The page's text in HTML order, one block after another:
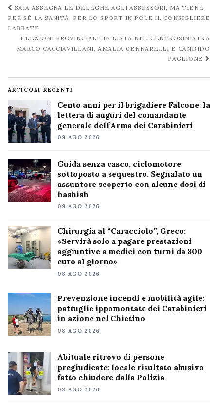
Navigazione
post
SAIA ASSEGNA LE DELEGHE AGLI ASSESSORI, MA TIENE
PER SÉ LA SANITÀ. PER LO SPORT IN POLE IL CONSIGLIERE
LABBATE
ELEZIONI PROVINCIALI: IN LISTA NEL CENTROSINISTRA
MARCO CACCIAVILLANI, AMALIA GENNARELLI E CANDIDO
PAGLIONE
ARTICOLI RECENTI
Cento anni per il brigadiere Falcone: la
lettera di auguri del comandante
generale dell’Arma dei Carabinieri
09 AGO 2026
Guida senza casco, ciclomotore
sottoposto a sequestro. Segnalato un
assuntore scoperto con alcune dosi di
hashish
09 AGO 2026
Chirurgia al “Caracciolo”, Greco:
«Servirà solo a pagare prestazioni
aggiuntive a medici con turni da 800
euro al giorno»
08 AGO 2026
Prevenzione incendi e mobilità agile:
pattuglie ippomontate dei Carabinieri
in azione nel Chietino
08 AGO 2026
Abituale ritrovo di persone
pregiudicate: locale risultato abusivo
fatto chiudere dalla Polizia
08 AGO 2026